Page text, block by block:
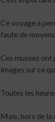
Ce voyage a
faute de
Ces musées
images sur ce
Toutes les
Mais, hors de